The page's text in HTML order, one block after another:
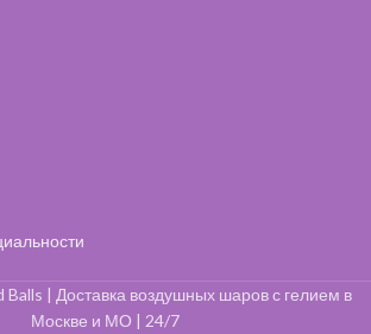
| Доставка воздушных шаров с гелием в
Москве и МО | 24/7